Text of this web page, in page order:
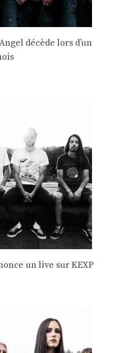
décède lors d’un
un live sur KEXP